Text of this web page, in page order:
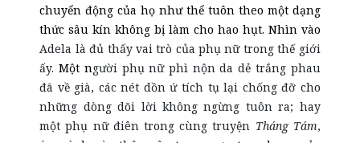
chuyển động của họ như thể tuôn theo một dạng
thức sâu kín không bị làm cho hao hụt. Nhìn vào
Adela là đủ thấy vai trò của phụ nữ trong thế giới
ấy. Một người phụ nữ phì nộn da dẻ trắng phau
đã về già, các nét dồn ứ tích tụ lại chống đỡ cho
những dòng dõi lời không ngừng tuôn ra; hay
một phụ nữ điên trong cùng truyện Tháng Tám,